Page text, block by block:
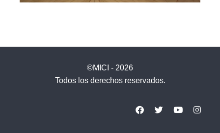
©MICI - 2026
Todos los derechos reservados.